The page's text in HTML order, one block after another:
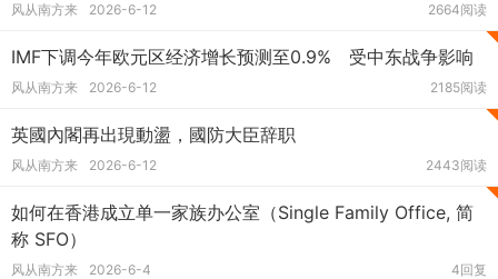
风从南方来 2026-6-12 2664阅读
IMF下调今年欧元区经济增长预测至0.9% 受中东战争影响
风从南方来 2026-6-12 2185阅读
英國內閣再出現動盪，國防大臣辞职
风从南方来 2026-6-12 2443阅读
如何在香港成立单一家族办公室（Single Family Office, 简
称 SFO）
风从南方来 2026-6-4 4回复